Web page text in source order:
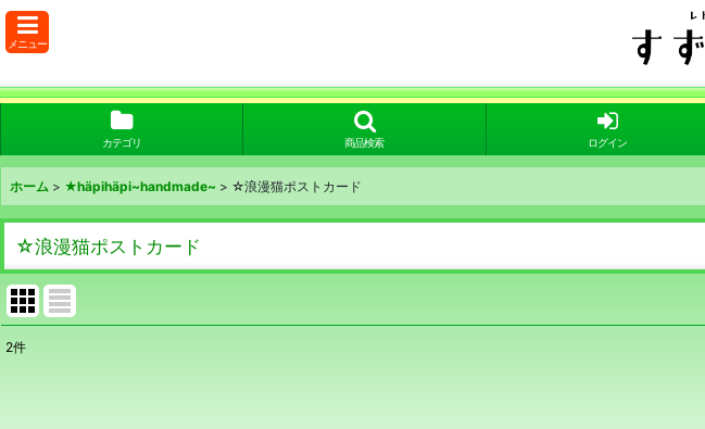
メニュー
カテゴリ 商品検索 ログイン
ホーム > ★häpihäpi~handmade~ > ☆浪漫猫ポストカード
☆浪漫猫ポストカード
2件